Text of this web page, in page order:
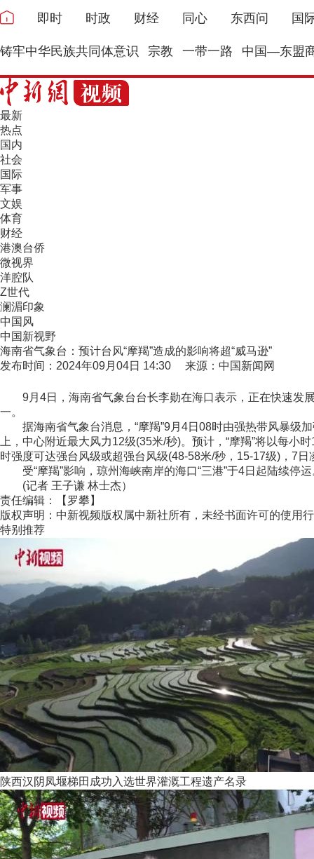
即时 时政 财经 同心 东西问 国
铸牢中华民族共同体意识 宗教 一带一路 中国—东盟
最新
热点
国内
社会
国际
军事
文娱
体育
财经
港澳台侨
微视界
洋腔队
Z世代
澜湄印象
中国风
中国新视野
海南省气象台：预计台风“摩羯”造成的影响将超“威马逊”
发布时间：2024年09月04日 14:30 来源：中国新闻网
9月4日，海南省气象台台长李勋在海口表示，正在快速发展
一。
据海南省气象台消息，“摩羯”9月4日08时由强热带风暴级
上，中心附近最大风力12级(35米/秒)。预计，“摩羯”将以每
时强度可达强台风级或超强台风级(48-58米/秒，15-17级)，7日
受“摩羯”影响，琼州海峡南岸的海口“三港”于4日起陆续停
(记者 王子谦 林士杰）
责任编辑：【罗攀】
版权声明：中新视频版权属中新社所有，未经书面许可的使用
特别推荐
陕西汉阴凤堰梯田成功入选世界灌溉工程遗产名录